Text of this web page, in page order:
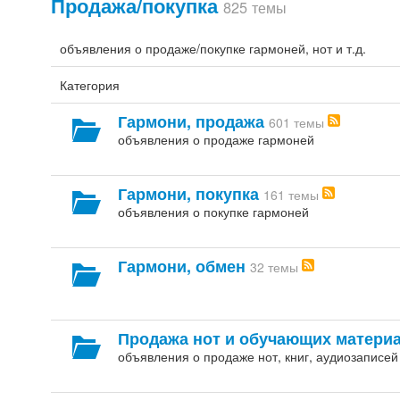
825 темы
объявления о продаже/покупке гармоней, нот и т.д.
Категория
Гармони, продажа 601 темы
объявления о продаже гармоней
Гармони, покупка 161 темы
объявления о покупке гармоней
Гармони, обмен 32 темы
Продажа нот и обучающих
объявления о продаже нот, книг,